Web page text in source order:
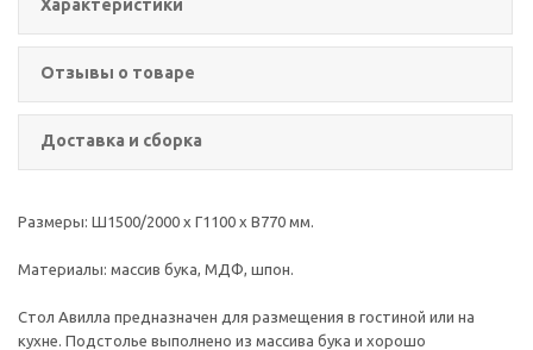
Характеристики
Отзывы о товаре
Доставка и сборка
Размеры: Ш1500/2000 х Г1100 х В770 мм.
Материалы: массив бука, МДФ, шпон.
Стол Авилла предназначен для размещения в гостиной или на
кухне. Подстолье выполнено из массива бука и хорошо